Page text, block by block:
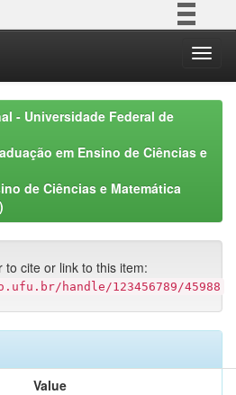
Participe
Acesso à informação
Legislação
- Universidade Federal de
em Ensino de Ciências e
de Ciências e Matemática
to cite or link to this item:
handle/123456789/45988
Value